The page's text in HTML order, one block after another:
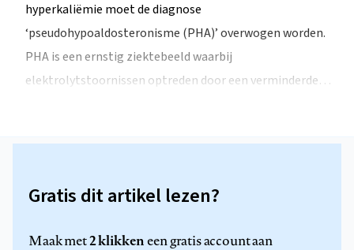
hyperkaliëmie moet de diagnose
‘pseudohypoaldosteronisme (PHA)’ overwogen worden.
PHA is een ernstig ziektebeeld waarbij
elektrolytstoornissen optreden door een verminderde…
Gratis dit artikel lezen?
Maak met2 klikkeneen gratis account aan